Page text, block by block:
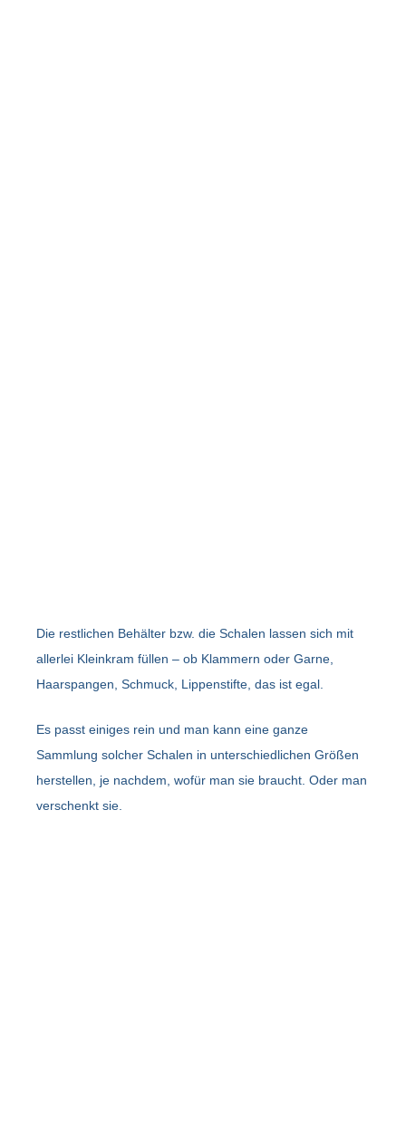
Die restlichen Behälter bzw. die Schalen lassen sich mit
allerlei Kleinkram füllen – ob Klammern oder Garne,
Haarspangen, Schmuck, Lippenstifte, das ist egal.
Es passt einiges rein und man kann eine ganze
Sammlung solcher Schalen in unterschiedlichen Größen
herstellen, je nachdem, wofür man sie braucht. Oder man
verschenkt sie.